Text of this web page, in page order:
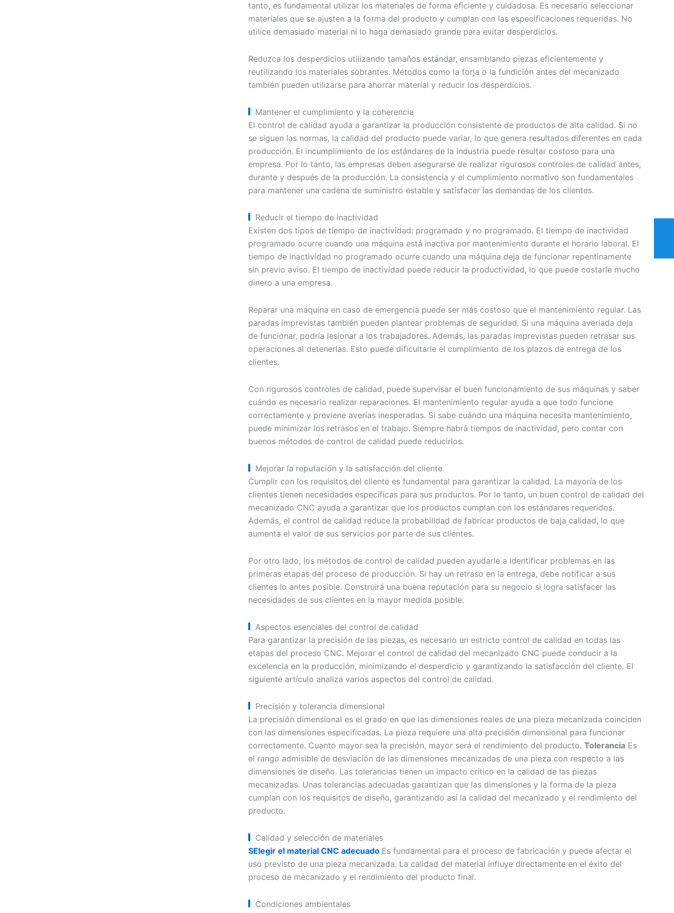
tanto, es fundamental utilizar los materiales de forma eficiente y cuidadosa. Es necesario seleccionar
materiales que se ajusten a la forma del producto y cumplan con las especificaciones requeridas. No
utilice demasiado material ni lo haga demasiado grande para evitar desperdicios.
Reduzca los desperdicios utilizando tamaños estándar, ensamblando piezas eficientemente y
reutilizando los materiales sobrantes. Métodos como la forja o la fundición antes del mecanizado
también pueden utilizarse para ahorrar material y reducir los desperdicios.
Mantener el cumplimiento y la coherencia
El control de calidad ayuda a garantizar la producción consistente de productos de alta calidad. Si no
se siguen las normas, la calidad del producto puede variar, lo que genera resultados diferentes en cada
producción. El incumplimiento de los estándares de la industria puede resultar costoso para una
empresa. Por lo tanto, las empresas deben asegurarse de realizar rigurosos controles de calidad antes,
durante y después de la producción. La consistencia y el cumplimiento normativo son fundamentales
para mantener una cadena de suministro estable y satisfacer las demandas de los clientes.
Reducir el tiempo de inactividad
Existen dos tipos de tiempo de inactividad: programado y no programado. El tiempo de inactividad
programado ocurre cuando una máquina está inactiva por mantenimiento durante el horario laboral. El
tiempo de inactividad no programado ocurre cuando una máquina deja de funcionar repentinamente
sin previo aviso. El tiempo de inactividad puede reducir la productividad, lo que puede costarle mucho
dinero a una empresa.
Reparar una máquina en caso de emergencia puede ser más costoso que el mantenimiento regular. Las
paradas imprevistas también pueden plantear problemas de seguridad. Si una máquina averiada deja
de funcionar, podría lesionar a los trabajadores. Además, las paradas imprevistas pueden retrasar sus
operaciones al detenerlas. Esto puede dificultarle el cumplimiento de los plazos de entrega de los
clientes.
Con rigurosos controles de calidad, puede supervisar el buen funcionamiento de sus máquinas y saber
cuándo es necesario realizar reparaciones. El mantenimiento regular ayuda a que todo funcione
correctamente y previene averías inesperadas. Si sabe cuándo una máquina necesita mantenimiento,
puede minimizar los retrasos en el trabajo. Siempre habrá tiempos de inactividad, pero contar con
buenos métodos de control de calidad puede reducirlos.
Mejorar la reputación y la satisfacción del cliente
Cumplir con los requisitos del cliente es fundamental para garantizar la calidad. La mayoría de los
clientes tienen necesidades específicas para sus productos. Por lo tanto, un buen control de calidad del
mecanizado CNC ayuda a garantizar que los productos cumplan con los estándares requeridos.
Además, el control de calidad reduce la probabilidad de fabricar productos de baja calidad, lo que
aumenta el valor de sus servicios por parte de sus clientes.
Por otro lado, los métodos de control de calidad pueden ayudarle a identificar problemas en las
primeras etapas del proceso de producción. Si hay un retraso en la entrega, debe notificar a sus
clientes lo antes posible. Construirá una buena reputación para su negocio si logra satisfacer las
necesidades de sus clientes en la mayor medida posible.
Aspectos esenciales del control de calidad
Para garantizar la precisión de las piezas, es necesario un estricto control de calidad en todas las
etapas del proceso CNC. Mejorar el control de calidad del mecanizado CNC puede conducir a la
excelencia en la producción, minimizando el desperdicio y garantizando la satisfacción del cliente. El
siguiente artículo analiza varios aspectos del control de calidad.
Precisión y tolerancia dimensional
La precisión dimensional es el grado en que las dimensiones reales de una pieza mecanizada coinciden
con las dimensiones especificadas. La pieza requiere una alta precisión dimensional para funcionar
correctamente. Cuanto mayor sea la precisión, mayor será el rendimiento del producto. ToleranciaEs
el rango admisible de desviación de las dimensiones mecanizadas de una pieza con respecto a las
dimensiones de diseño. Las tolerancias tienen un impacto crítico en la calidad de las piezas
mecanizadas. Unas tolerancias adecuadas garantizan que las dimensiones y la forma de la pieza
cumplan con los requisitos de diseño, garantizando así la calidad del mecanizado y el rendimiento del
producto.
Calidad y selección de materiales
SElegir el material CNC adecuado Es fundamental para el proceso de fabricación y puede afectar el
uso previsto de una pieza mecanizada. La calidad del material influye directamente en el éxito del
proceso de mecanizado y el rendimiento del producto final.
Condiciones ambientales